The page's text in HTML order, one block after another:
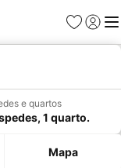
Favoritos
Iniciar
e quartos
1 quarto.
Mapa